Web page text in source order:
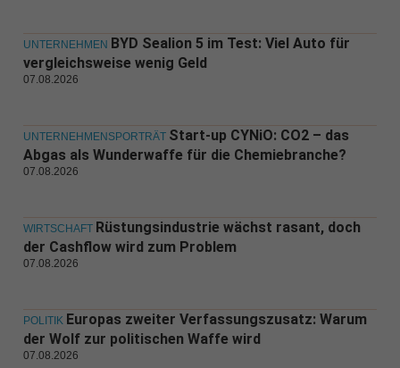
UNTERNEHMEN BYD Sealion 5 im Test: Viel Auto für
vergleichsweise wenig Geld
07.08.2026
UNTERNEHMENSPORTRÄT Start-up CYNiO: CO2 – das
Abgas als Wunderwaffe für die Chemiebranche?
07.08.2026
WIRTSCHAFT Rüstungsindustrie wächst rasant, doch
der Cashflow wird zum Problem
07.08.2026
POLITIK Europas zweiter Verfassungszusatz: Warum
der Wolf zur politischen Waffe wird
07.08.2026